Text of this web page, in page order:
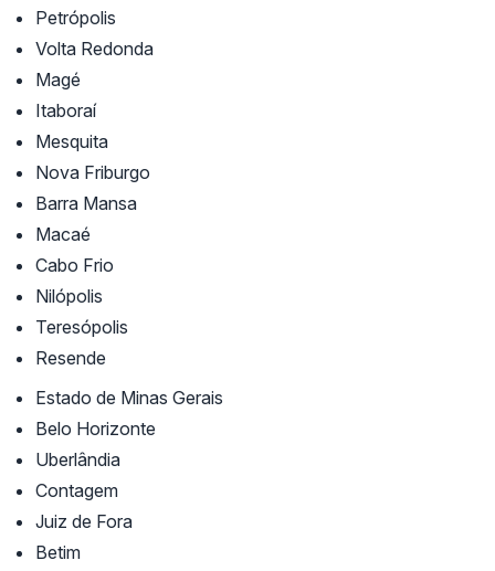
Petrópolis
Volta Redonda
Magé
Itaboraí
Mesquita
Nova Friburgo
Barra Mansa
Macaé
Cabo Frio
Nilópolis
Teresópolis
Resende
Estado de Minas Gerais
Belo Horizonte
Uberlândia
Contagem
Juiz de Fora
Betim